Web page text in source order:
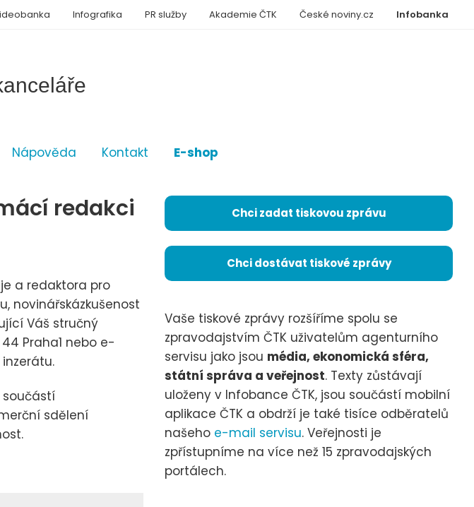
Nápověda Kontakt E-shop
Infobanka
Infografika PR služby Akademie ČTK České noviny.cz
redakci
a redaktora pro
novinářskázkušenost
Váš stručný
Praha1 nebo e-
součástí
sdělení
Chci zadat tiskovou zprávu
Chci dostávat tiskové zprávy
Vaše tiskové zprávy rozšíříme spolu se
zpravodajstvím ČTK uživatelům agenturního
servisu jako jsou média, ekonomická sféra,
státní správa a veřejnost. Texty zůstávají
uloženy v Infobance ČTK, jsou součástí mobilní
aplikace ČTK a obdrží je také tisíce odběratelů
našeho e-mail servisu. Veřejnosti je
zpřístupníme na více než 15 zpravodajských
portálech.